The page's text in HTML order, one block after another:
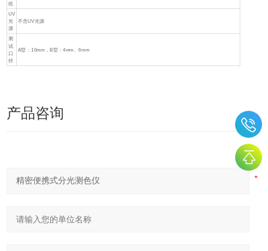
统
UV
光
源
不含UV光源
测
试
口
径
A型：10mm，B型：4mm、6mm
产品咨询